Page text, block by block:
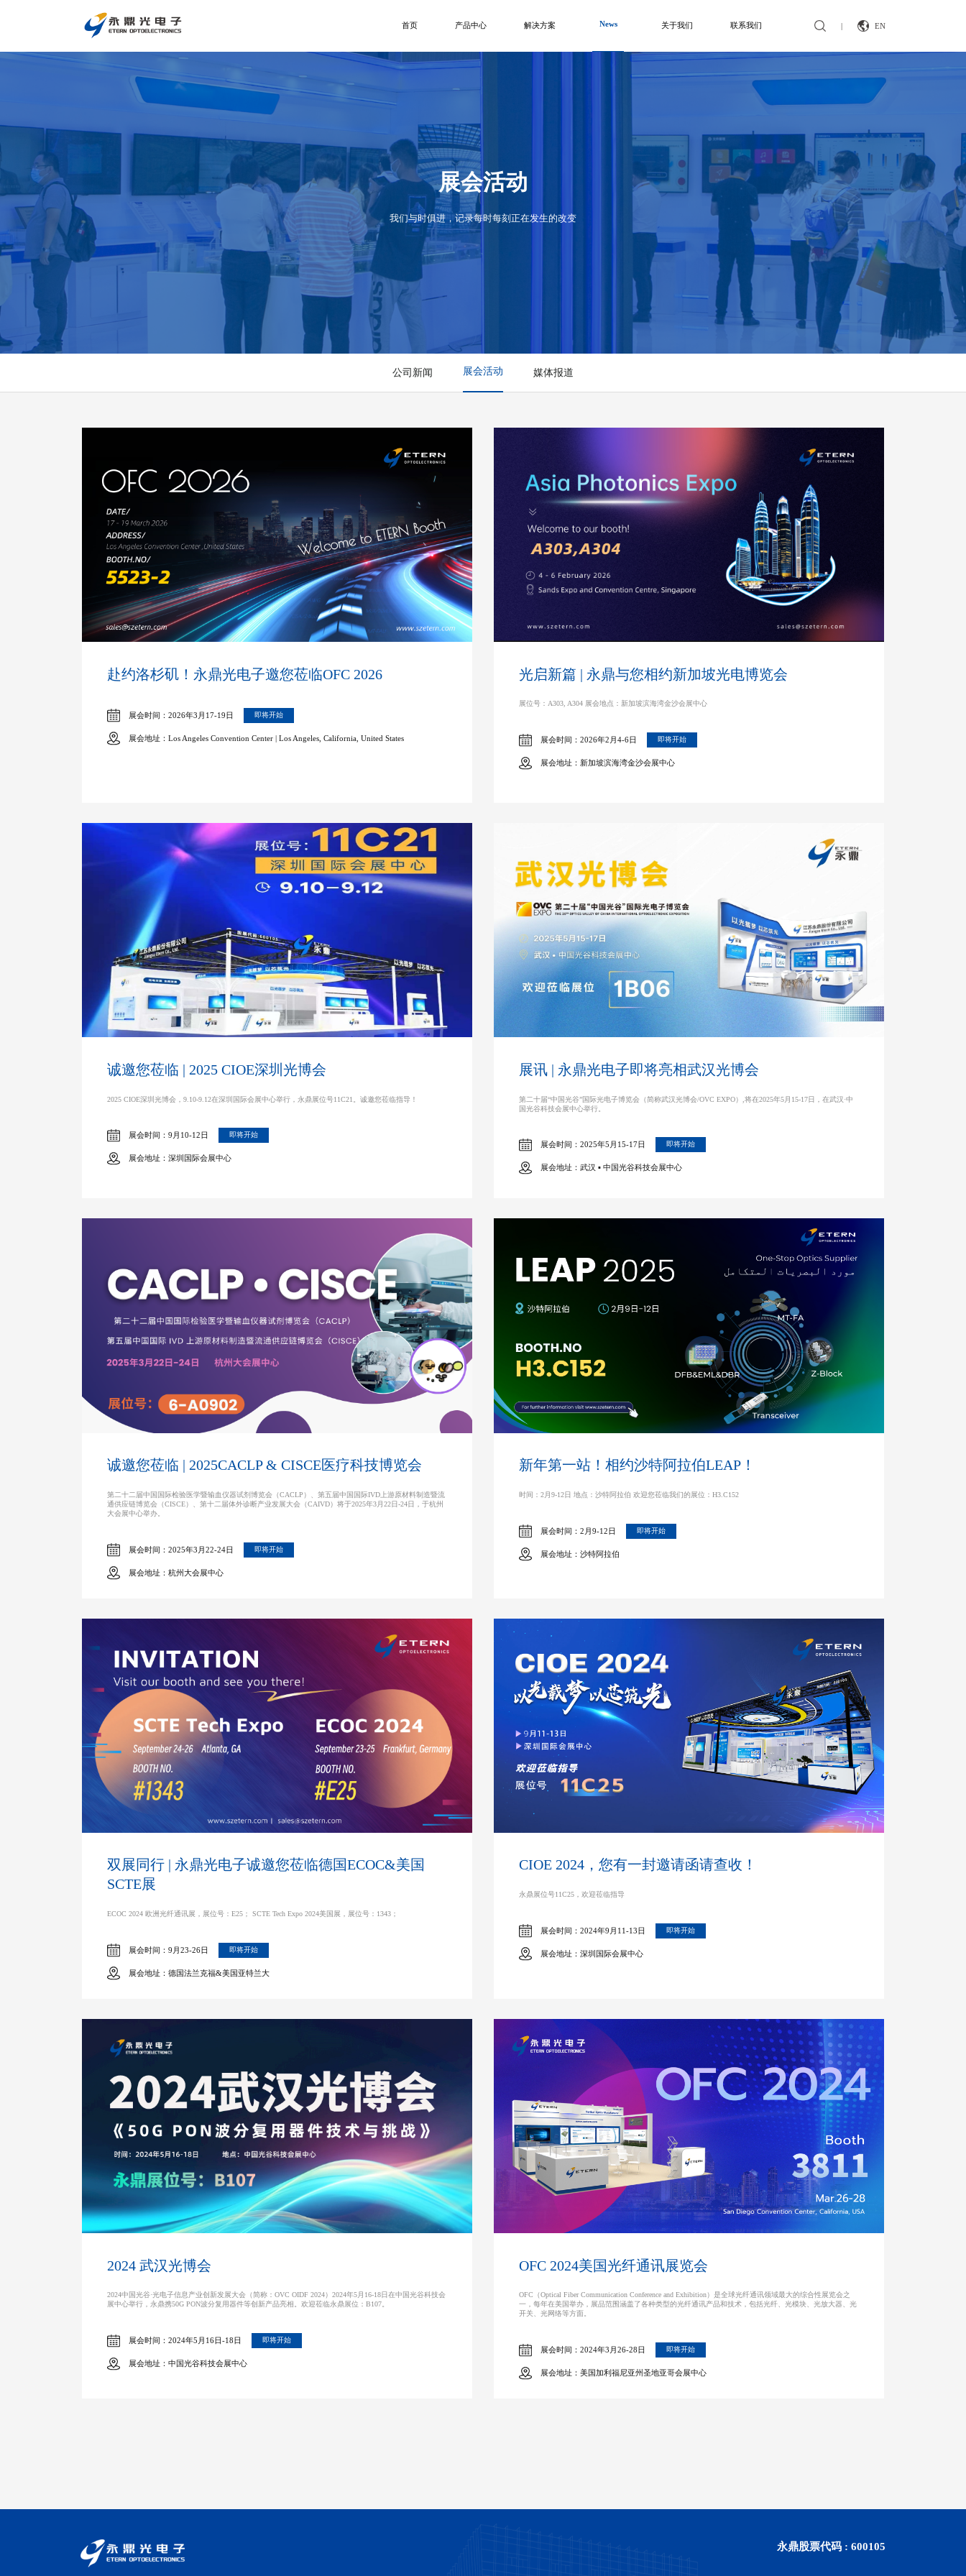
首页 产品中心 解决方案 News 关于我们 联系我们 | EN
展会活动
我们与时俱进，记录每时每刻正在发生的改变
公司新闻 展会活动 媒体报道
赴约洛杉矶！永鼎光电子邀您莅临OFC 2026
展会时间：2026年3月17-19日 即将开始
展会地址：Los Angeles Convention Center | Los Angeles, California, United States
光启新篇 | 永鼎与您相约新加坡光电博览会
展位号：A303, A304 展会地点：新加坡滨海湾金沙会展中心
展会时间：2026年2月4-6日 即将开始
展会地址：新加坡滨海湾金沙会展中心
诚邀您莅临 | 2025 CIOE深圳光博会
2025 CIOE深圳光博会，9.10-9.12在深圳国际会展中心举行，永鼎展位号11C21。诚邀您莅临指导！
展会时间：9月10-12日 即将开始
展会地址：深圳国际会展中心
展讯 | 永鼎光电子即将亮相武汉光博会
第二十届“中国光谷”国际光电子博览会（简称武汉光博会/OVC EXPO）,将在2025年5月15-17日，在武汉·中
国光谷科技会展中心举行。
展会时间：2025年5月15-17日 即将开始
展会地址：武汉 ▪ 中国光谷科技会展中心
诚邀您莅临 | 2025CACLP & CISCE医疗科技博览会
第二十二届中国国际检验医学暨输血仪器试剂博览会（CACLP）、第五届中国国际IVD上游原材料制造暨流
通供应链博览会（CISCE）、第十二届体外诊断产业发展大会（CAIVD）将于2025年3月22日-24日，于杭州
大会展中心举办。
展会时间：2025年3月22-24日 即将开始
展会地址：杭州大会展中心
新年第一站！相约沙特阿拉伯LEAP！
时间：2月9-12日 地点：沙特阿拉伯 欢迎您莅临我们的展位：H3.C152
展会时间：2月9-12日 即将开始
展会地址：沙特阿拉伯
双展同行 | 永鼎光电子诚邀您莅临德国ECOC&美国
SCTE展
ECOC 2024 欧洲光纤通讯展，展位号：E25； SCTE Tech Expo 2024美国展，展位号：1343；
展会时间：9月23-26日 即将开始
展会地址：德国法兰克福&美国亚特兰大
CIOE 2024，您有一封邀请函请查收！
永鼎展位号11C25，欢迎莅临指导
展会时间：2024年9月11-13日 即将开始
展会地址：深圳国际会展中心
2024 武汉光博会
2024中国光谷·光电子信息产业创新发展大会（简称：OVC OIDF 2024）2024年5月16-18日在中国光谷科技会
展中心举行，永鼎携50G PON波分复用器件等创新产品亮相。欢迎莅临永鼎展位：B107。
展会时间：2024年5月16日-18日 即将开始
展会地址：中国光谷科技会展中心
OFC 2024美国光纤通讯展览会
OFC（Optical Fiber Communication Conference and Exhibition）是全球光纤通讯领域最大的综合性展览会之
一，每年在美国举办，展品范围涵盖了各种类型的光纤通讯产品和技术，包括光纤、光模块、光放大器、光
开关、光网络等方面。
展会时间：2024年3月26-28日 即将开始
展会地址：美国加利福尼亚州圣地亚哥会展中心
永鼎股票代码 : 600105